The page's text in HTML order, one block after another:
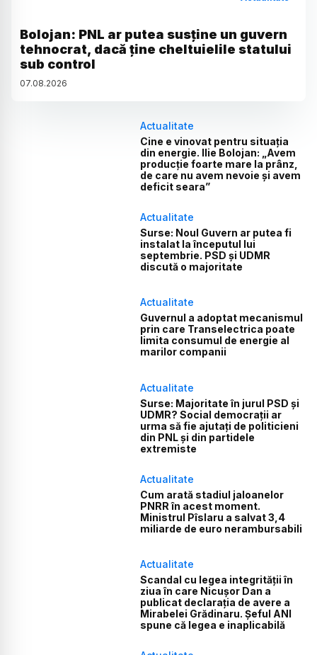
Bolojan: PNL ar putea susține un guvern
tehnocrat, dacă ține cheltuielile statului
sub control
07.08.2026
Actualitate
Cine e vinovat pentru situația
din energie. Ilie Bolojan: „Avem
producție foarte mare la prânz,
de care nu avem nevoie și avem
deficit seara”
Actualitate
Surse: Noul Guvern ar putea fi
instalat la începutul lui
septembrie. PSD și UDMR
discută o majoritate
Actualitate
Guvernul a adoptat mecanismul
prin care Transelectrica poate
limita consumul de energie al
marilor companii
Actualitate
Surse: Majoritate în jurul PSD și
UDMR? Social democrații ar
urma să fie ajutați de politicieni
din PNL și din partidele
extremiste
Actualitate
Cum arată stadiul jaloanelor
PNRR în acest moment.
Ministrul Pîslaru a salvat 3,4
miliarde de euro nerambursabili
Actualitate
Scandal cu legea integrității în
ziua în care Nicușor Dan a
publicat declarația de avere a
Mirabelei Grădinaru. Șeful ANI
spune că legea e inaplicabilă